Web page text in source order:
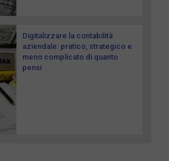
Digitalizzare la contabilità
aziendale: pratico, strategico e
meno complicato di quanto
pensi